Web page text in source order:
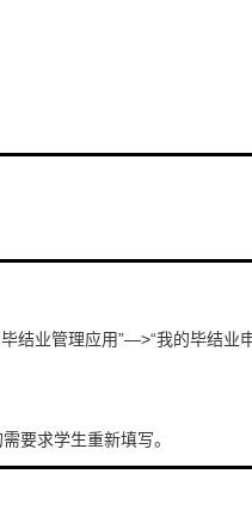
业管理应用”—>“我的毕结业申
要求学生重新填写。